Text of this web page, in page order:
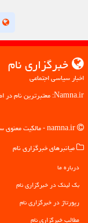
خبرگزاری نام
اخبار سیاسی اجتماعی
Namna.ir: معتبرترین نام در اطلاع رسانی اخبار سیاسی و اجتماعی، گامی مطمئن به سوی آگاهی
میانبرهای خبرگزاری نام
درباره ما
بک لینک در خبرگزاری نام
رپورتاژ در خبرگزاری نام
مطالب خبرگزاری نام